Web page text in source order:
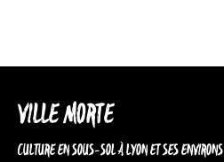
VILLE MORTE
CULTURE EN SOUS-SOL À LYON ET SES ENVIRONS